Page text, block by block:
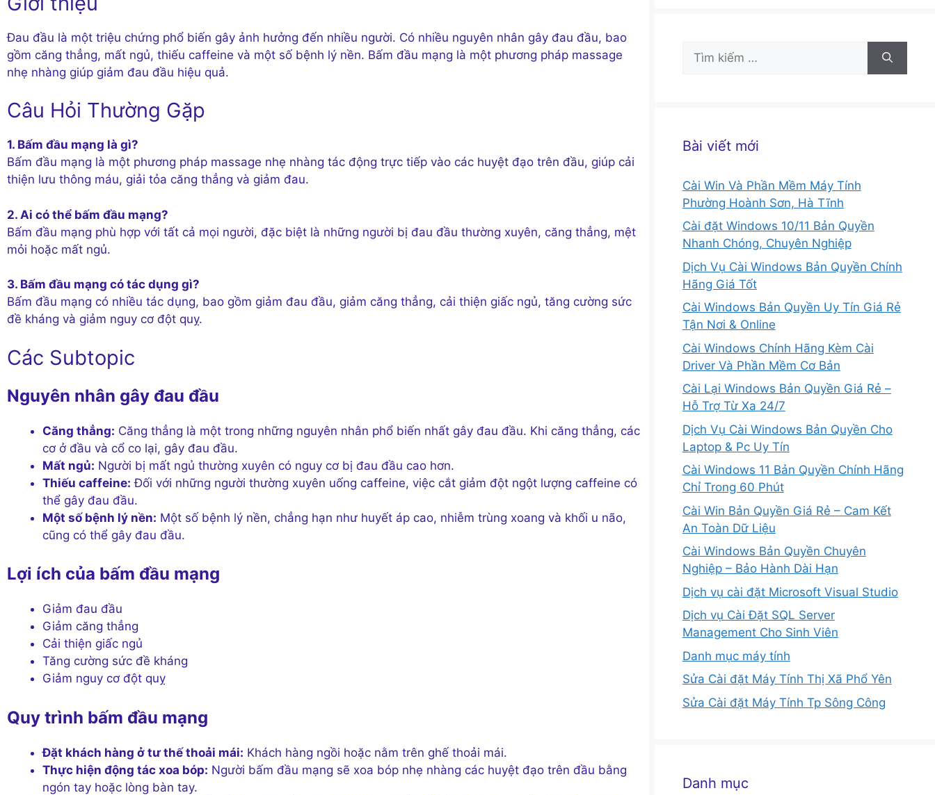
Đau đầu là một triệu chứng phổ biến gây ảnh hưởng đến nhiều người. Có nhiều nguyên nhân gây đau đầu, bao
gồm căng thẳng, mất ngủ, thiếu caffeine và một số bệnh lý nền. Bấm đầu mạng là một phương pháp massage
nhẹ nhàng giúp giảm đau đầu hiệu quả.
Câu Hỏi Thường Gặp
1. Bấm đầu mạng là gì?
Bấm đầu mạng là một phương pháp massage nhẹ nhàng tác động trực tiếp vào các huyệt đạo trên đầu, giúp cải
thiện lưu thông máu, giải tỏa căng thẳng và giảm đau.
2. Ai có thể bấm đầu mạng?
Bấm đầu mạng phù hợp với tất cả mọi người, đặc biệt là những người bị đau đầu thường xuyên, căng thẳng, mệt
mỏi hoặc mất ngủ.
3. Bấm đầu mạng có tác dụng gì?
Bấm đầu mạng có nhiều tác dụng, bao gồm giảm đau đầu, giảm căng thẳng, cải thiện giấc ngủ, tăng cường sức
đề kháng và giảm nguy cơ đột quỵ.
Các Subtopic
Nguyên nhân gây đau đầu
Căng thẳng: Căng thẳng là một trong những nguyên nhân phổ biến nhất gây đau đầu. Khi căng thẳng, các
cơ ở đầu và cổ co lại, gây đau đầu.
Mất ngủ: Người bị mất ngủ thường xuyên có nguy cơ bị đau đầu cao hơn.
Thiếu caffeine: Đối với những người thường xuyên uống caffeine, việc cắt giảm đột ngột lượng caffeine có
thể gây đau đầu.
Một số bệnh lý nền: Một số bệnh lý nền, chẳng hạn như huyết áp cao, nhiễm trùng xoang và khối u não,
cũng có thể gây đau đầu.
Lợi ích của bấm đầu mạng
Giảm đau đầu
Giảm căng thẳng
Cải thiện giấc ngủ
Tăng cường sức đề kháng
Giảm nguy cơ đột quỵ
Quy trình bấm đầu mạng
Đặt khách hàng ở tư thế thoải mái: Khách hàng ngồi hoặc nằm trên ghế thoải mái.
Thực hiện động tác xoa bóp: Người bấm đầu mạng sẽ xoa bóp nhẹ nhàng các huyệt đạo trên đầu bằng
ngón tay hoặc lòng bàn tay.
Tìm
kiếm
Bài viết mới
Cài Win Và Phần Mềm Máy Tính
Phường Hoành Sơn, Hà Tĩnh
Cài đặt Windows 10/11 Bản Quyền
Nhanh Chóng, Chuyên Nghiệp
Dịch Vụ Cài Windows Bản Quyền Chính
Hãng Giá Tốt
Cài Windows Bản Quyền Uy Tín Giá Rẻ
Tận Nơi & Online
Cài Windows Chính Hãng Kèm Cài
Driver Và Phần Mềm Cơ Bản
Cài Lại Windows Bản Quyền Giá Rẻ –
Hỗ Trợ Từ Xa 24/7
Dịch Vụ Cài Windows Bản Quyền Cho
Laptop & Pc Uy Tín
Cài Windows 11 Bản Quyền Chính Hãng
Chỉ Trong 60 Phút
Cài Win Bản Quyền Giá Rẻ – Cam Kết
An Toàn Dữ Liệu
Cài Windows Bản Quyền Chuyên
Nghiệp – Bảo Hành Dài Hạn
Dịch vụ cài đặt Microsoft Visual Studio
Dịch vụ Cài Đặt SQL Server
Management Cho Sinh Viên
Danh mục máy tính
Sửa Cài đặt Máy Tính Thị Xã Phổ Yên
Sửa Cài đặt Máy Tính Tp Sông Công
Danh mục